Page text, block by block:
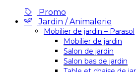
Promo
Jardin / Animalerie
Mobilier de jardin – Parasol
Mobilier de jardin
Salon de jardin
Salon bas de jardin